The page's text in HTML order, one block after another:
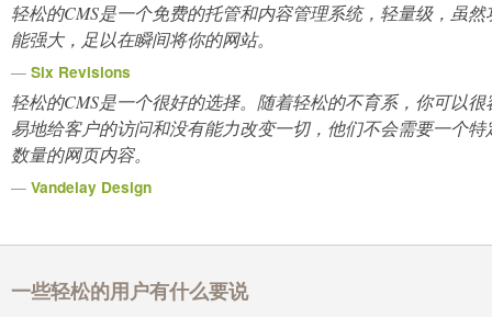
轻松的CMS是一个免费的托管和内容管理系统，轻量级，虽然
能强大，足以在瞬间将你的网站。
— Six Revisions
轻松的CMS是一个很好的选择。随着轻松的不育系，你可以很
易地给客户的访问和没有能力改变一切，他们不会需要一个特
数量的网页内容。
— Vandelay Design
一些轻松的用户有什么要说